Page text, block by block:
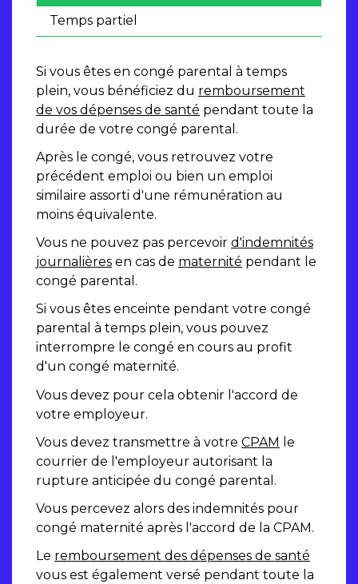
Temps partiel
Si vous êtes en congé parental à temps
plein, vous bénéficiez du remboursement
de vos dépenses de santé pendant toute la
durée de votre congé parental.
Après le congé, vous retrouvez votre
précédent emploi ou bien un emploi
similaire assorti d'une rémunération au
moins équivalente.
Vous ne pouvez pas percevoir d'indemnités
journalières en cas de maternité pendant le
congé parental.
Si vous êtes enceinte pendant votre congé
parental à temps plein, vous pouvez
interrompre le congé en cours au profit
d'un congé maternité.
Vous devez pour cela obtenir l'accord de
votre employeur.
Vous devez transmettre à votre CPAM le
courrier de l'employeur autorisant la
rupture anticipée du congé parental.
Vous percevez alors des indemnités pour
congé maternité après l'accord de la CPAM.
Le remboursement des dépenses de santé
vous est également versé pendant toute la